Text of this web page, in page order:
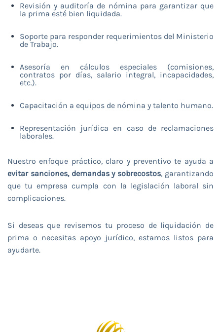
Revisión y auditoría de nómina para garantizar que
la prima esté bien liquidada.
Soporte para responder requerimientos del Ministerio
de Trabajo.
Asesoría en cálculos especiales (comisiones,
contratos por días, salario integral, incapacidades,
etc.).
Capacitación a equipos de nómina y talento humano.
Representación jurídica en caso de reclamaciones
laborales.
Nuestro enfoque práctico, claro y preventivo te ayuda a
evitar sanciones, demandas y sobrecostos, garantizando
que tu empresa cumpla con la legislación laboral sin
complicaciones.
Si deseas que revisemos tu proceso de liquidación de
prima o necesitas apoyo jurídico, estamos listos para
ayudarte.